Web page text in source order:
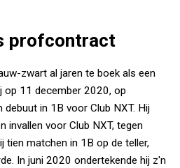
profcontract
zwart al jaren te boek als een
op 11 december 2020, op
debuut in 1B voor Club NXT. Hij
invallen voor Club NXT, tegen
tien matchen in 1B op de teller,
In juni 2020 ondertekende hij z'n